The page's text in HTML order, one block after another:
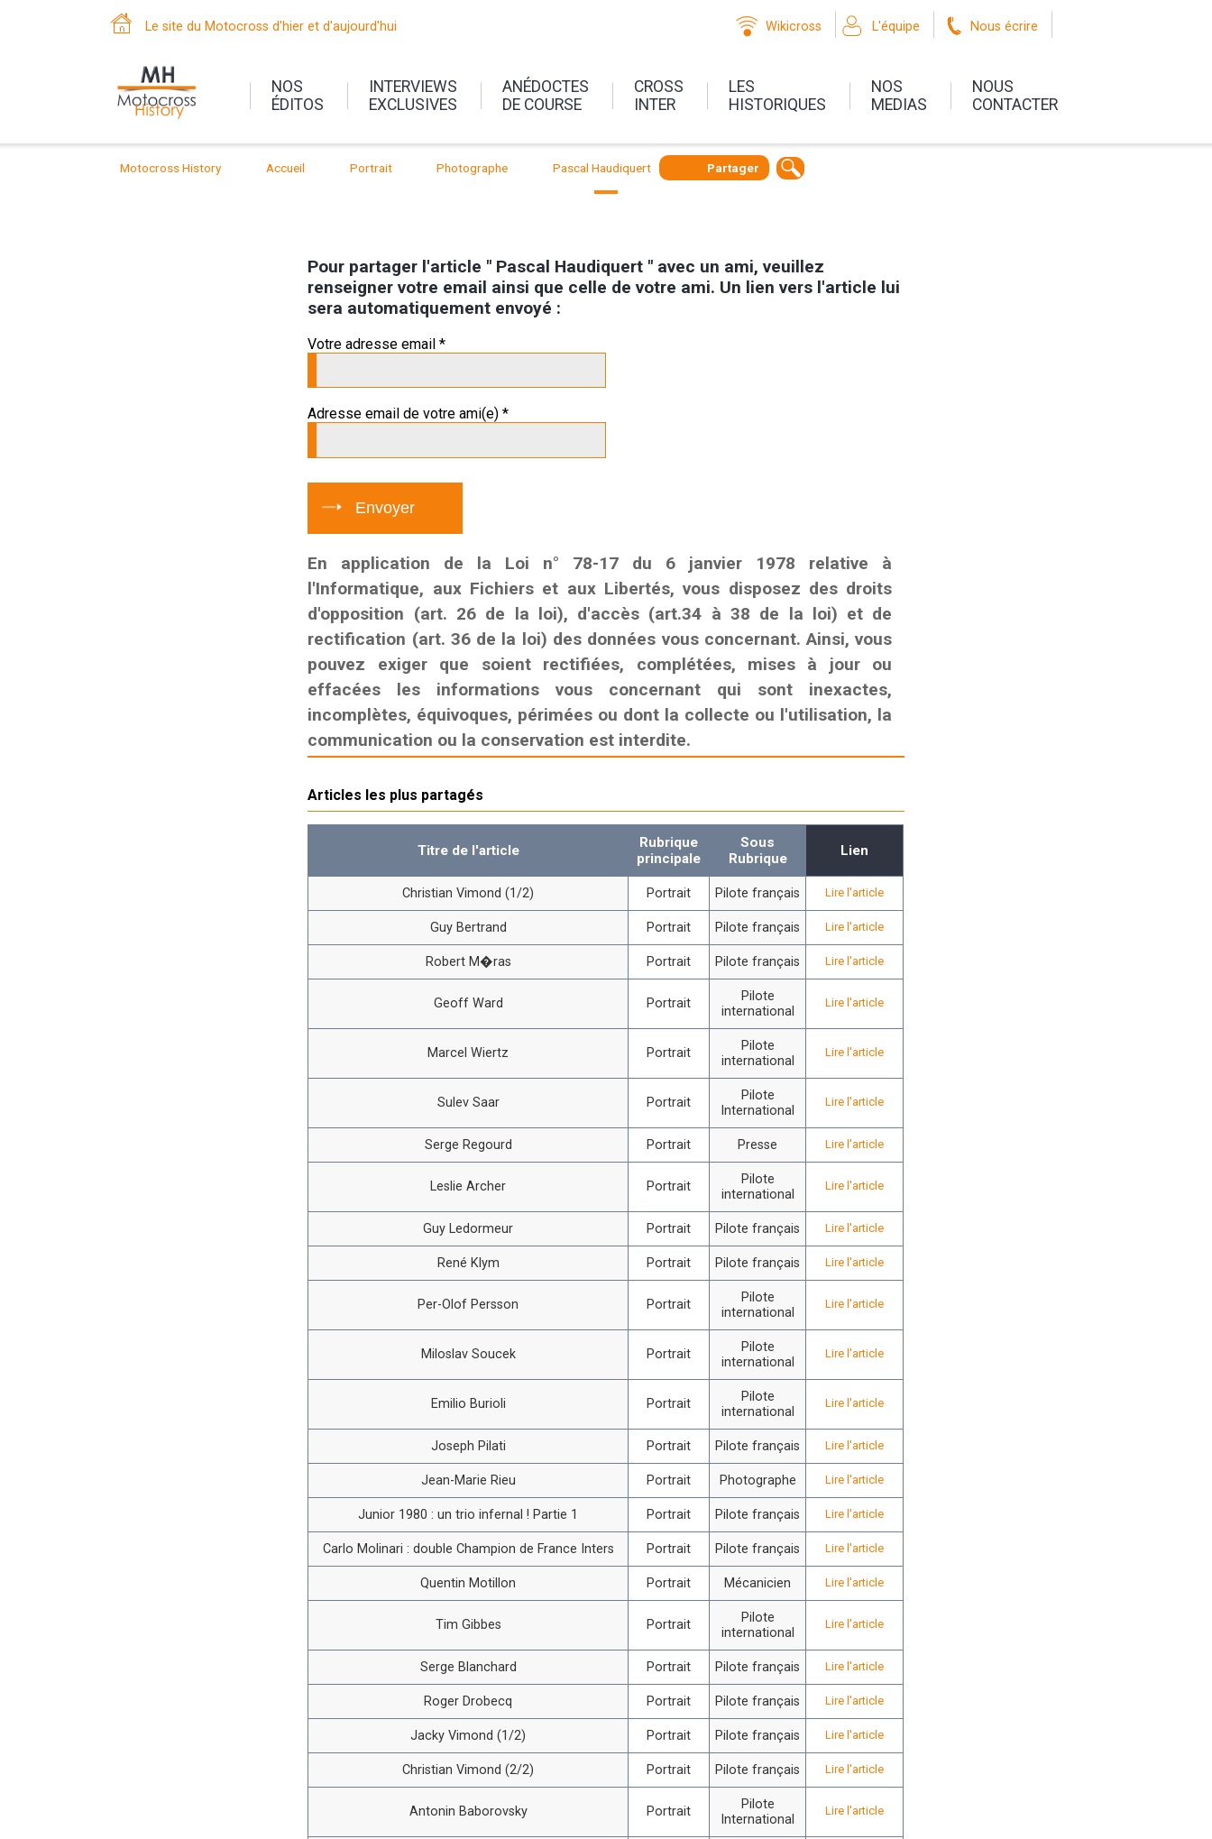
Le site du Motocross d'hier et d'aujourd'hui Wikicross L'équipe Nous écrire
NOS
ÉDITOS
INTERVIEWS
EXCLUSIVES
ANÉDOCTES
DE COURSE
CROSS
INTER
LES
HISTORIQUES
NOS
MEDIAS
NOUS
CONTACTER
Motocross History Accueil Portrait Photographe Pascal Haudiquert Partager
Pour partager l'article " Pascal Haudiquert " avec un ami, veuillez
renseigner votre email ainsi que celle de votre ami. Un lien vers l'article lui
sera automatiquement envoyé :
Votre adresse email *
Adresse email de votre ami(e) *
En application de la Loi n° 78-17 du 6 janvier 1978 relative à
l'Informatique, aux Fichiers et aux Libertés, vous disposez des droits
d'opposition (art. 26 de la loi), d'accès (art.34 à 38 de la loi) et de
rectification (art. 36 de la loi) des données vous concernant. Ainsi, vous
pouvez exiger que soient rectifiées, complétées, mises à jour ou
effacées les informations vous concernant qui sont inexactes,
incomplètes, équivoques, périmées ou dont la collecte ou l'utilisation, la
communication ou la conservation est interdite.
Articles les plus partagés
Titre de l'article
Rubrique
principale
Sous
Rubrique
Lien
Christian Vimond (1/2) Portrait Pilote français Lire l'article
Guy Bertrand Portrait Pilote français Lire l'article
Robert M�ras Portrait Pilote français Lire l'article
Geoff Ward Portrait
Pilote
international
Lire l'article
Marcel Wiertz Portrait
Pilote
international
Lire l'article
Sulev Saar Portrait
Pilote
International
Lire l'article
Serge Regourd Portrait Presse Lire l'article
Leslie Archer Portrait
Pilote
international
Lire l'article
Guy Ledormeur Portrait Pilote français Lire l'article
René Klym Portrait Pilote français Lire l'article
Per-Olof Persson Portrait
Pilote
international
Lire l'article
Miloslav Soucek Portrait
Pilote
international
Lire l'article
Emilio Burioli Portrait
Pilote
international
Lire l'article
Joseph Pilati Portrait Pilote français Lire l'article
Jean-Marie Rieu Portrait Photographe Lire l'article
Junior 1980 : un trio infernal ! Partie 1 Portrait Pilote français Lire l'article
Carlo Molinari : double Champion de France Inters Portrait Pilote français Lire l'article
Quentin Motillon Portrait Mécanicien Lire l'article
Tim Gibbes Portrait
Pilote
international
Lire l'article
Serge Blanchard Portrait Pilote français Lire l'article
Roger Drobecq Portrait Pilote français Lire l'article
Jacky Vimond (1/2) Portrait Pilote français Lire l'article
Christian Vimond (2/2) Portrait Pilote français Lire l'article
Antonin Baborovsky Portrait
Pilote
International
Lire l'article